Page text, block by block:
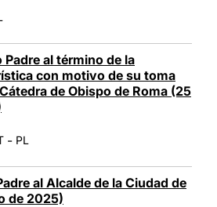
Padre al término de la
con motivo de su toma
de Obispo de Roma (25
- PL
al Alcalde de la Ciudad de
de 2025)